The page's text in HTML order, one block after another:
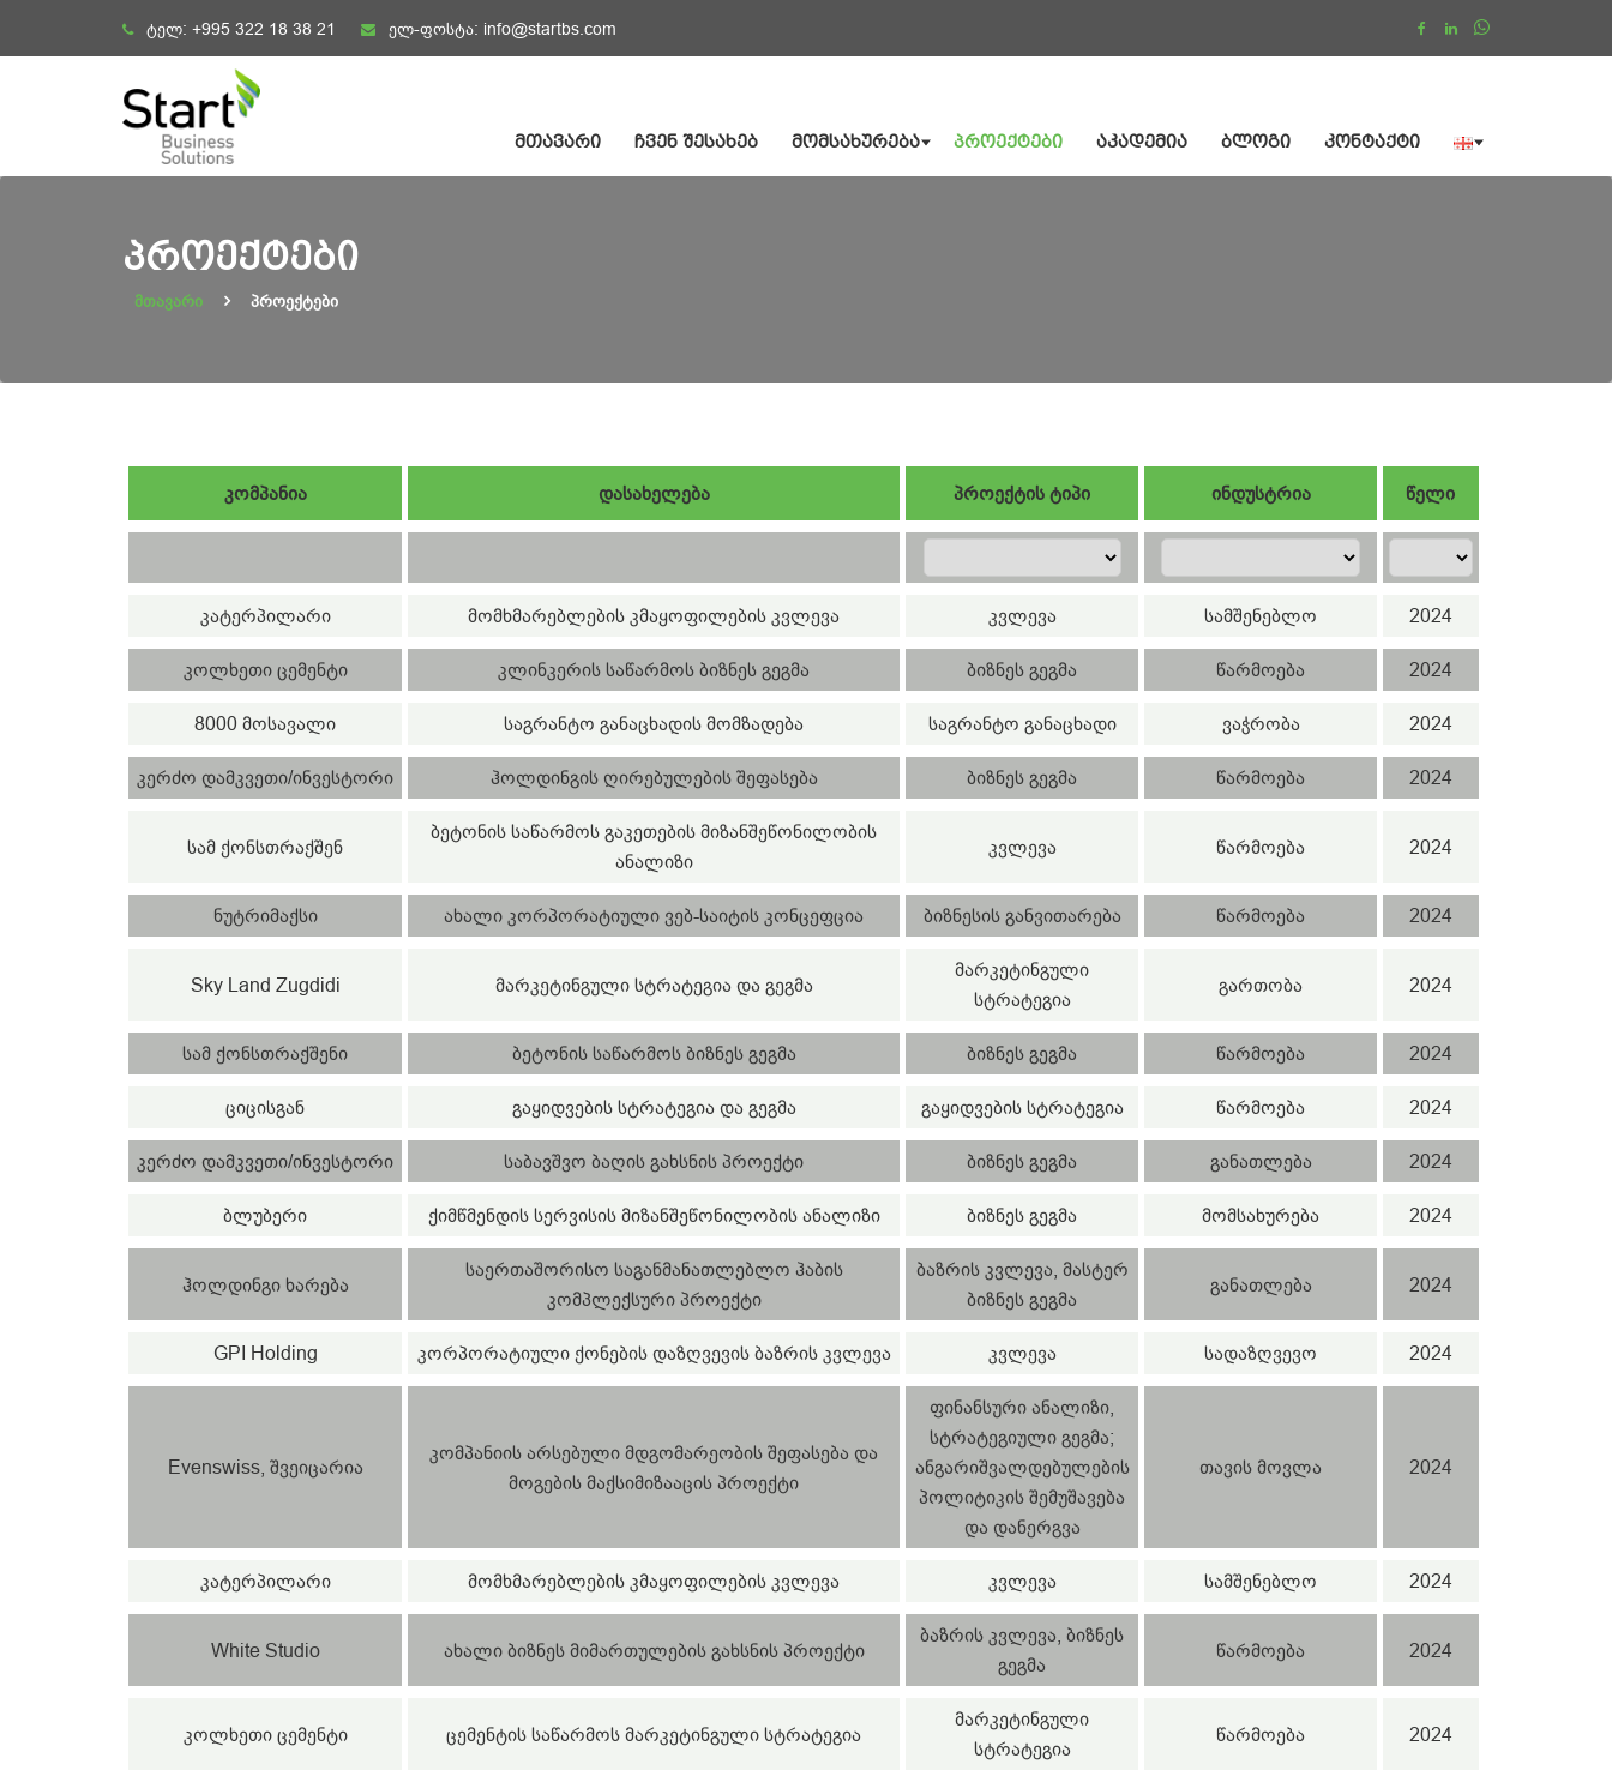
ტელ: +995 322 18 38 21 ელ-ფოსტა: info@startbs.com
ᲛᲗᲐᲕᲐᲠᲘ ᲩᲕᲔᲜ ᲨᲔᲡᲐᲮᲔᲑ ᲛᲝᲛᲡᲐᲮᲣᲠᲔᲑᲐ ᲞᲠᲝᲔᲥᲢᲔᲑᲘ ᲐᲙᲐᲓᲔᲛᲘᲐ ᲑᲚᲝᲒᲘ ᲙᲝᲜᲢᲐᲥᲢᲘ
ᲞᲠᲝᲔᲥᲢᲔᲑᲘ
მთავარი პროექტები
კომპანია დასახელება პროექტის ტიპი ინდუსტრია წელი
კატერპილარი მომხმარებლების კმაყოფილების კვლევა კვლევა სამშენებლო 2024
კოლხეთი ცემენტი კლინკერის საწარმოს ბიზნეს გეგმა ბიზნეს გეგმა წარმოება 2024
8000 მოსავალი საგრანტო განაცხადის მომზადება საგრანტო განაცხადი ვაჭრობა 2024
კერძო დამკვეთი/ინვესტორი ჰოლდინგის ღირებულების შეფასება ბიზნეს გეგმა წარმოება 2024
სამ ქონსთრაქშენ
ბეტონის საწარმოს გაკეთების მიზანშეწონილობის
ანალიზი
კვლევა წარმოება 2024
ნუტრიმაქსი ახალი კორპორატიული ვებ-საიტის კონცეფცია ბიზნესის განვითარება წარმოება 2024
Sky Land Zugdidi მარკეტინგული სტრატეგია და გეგმა
მარკეტინგული
სტრატეგია
გართობა 2024
სამ ქონსთრაქშენი ბეტონის საწარმოს ბიზნეს გეგმა ბიზნეს გეგმა წარმოება 2024
ციცისგან გაყიდვების სტრატეგია და გეგმა გაყიდვების სტრატეგია წარმოება 2024
კერძო დამკვეთი/ინვესტორი საბავშვო ბაღის გახსნის პროექტი ბიზნეს გეგმა განათლება 2024
ბლუბერი ქიმწმენდის სერვისის მიზანშეწონილობის ანალიზი ბიზნეს გეგმა მომსახურება 2024
ჰოლდინგი ხარება
საერთაშორისო საგანმანათლებლო ჰაბის
კომპლექსური პროექტი
ბაზრის კვლევა, მასტერ
ბიზნეს გეგმა
განათლება 2024
GPI Holding კორპორატიული ქონების დაზღვევის ბაზრის კვლევა კვლევა სადაზღვევო 2024
Evenswiss, შვეიცარია
კომპანიის არსებული მდგომარეობის შეფასება და
მოგების მაქსიმიზააცის პროექტი
ფინანსური ანალიზი,
სტრატეგიული გეგმა;
ანგარიშვალდებულების
პოლიტიკის შემუშავება
და დანერგვა
თავის მოვლა 2024
კატერპილარი მომხმარებლების კმაყოფილების კვლევა კვლევა სამშენებლო 2024
White Studio ახალი ბიზნეს მიმართულების გახსნის პროექტი
ბაზრის კვლევა, ბიზნეს
გეგმა
წარმოება 2024
კოლხეთი ცემენტი ცემენტის საწარმოს მარკეტინგული სტრატეგია
მარკეტინგული
სტრატეგია
წარმოება 2024